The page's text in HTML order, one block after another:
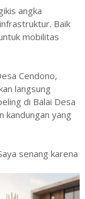
angka
Baik
mobilitas
Cendono,
langsung
di Balai Desa
kandungan yang
senang karena